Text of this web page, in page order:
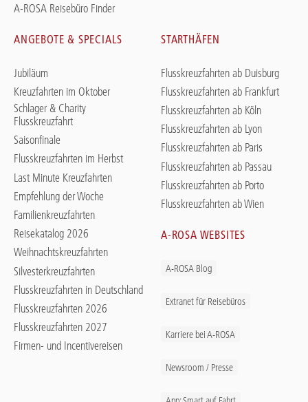
A-ROSA Reisebüro Finder
ANGEBOTE & SPECIALS
Jubiläum
Kreuzfahrten im Oktober
Schlager & Charity
Flusskreuzfahrt
Saisonfinale
Flusskreuzfahrten im Herbst
Last Minute Kreuzfahrten
Empfehlung der Woche
Familienkreuzfahrten
Reisekatalog 2026
Weihnachtskreuzfahrten
Silvesterkreuzfahrten
Flusskreuzfahrten in Deutschland
Flusskreuzfahrten 2026
Flusskreuzfahrten 2027
Firmen- und Incentivereisen
STARTHÄFEN
Flusskreuzfahrten ab Duisburg
Flusskreuzfahrten ab Frankfurt
Flusskreuzfahrten ab Köln
Flusskreuzfahrten ab Lyon
Flusskreuzfahrten ab Paris
Flusskreuzfahrten ab Passau
Flusskreuzfahrten ab Porto
Flusskreuzfahrten ab Wien
A-ROSA WEBSITES
A-ROSA Blog
Extranet für Reisebüros
Karriere bei A-ROSA
Newsroom / Presse